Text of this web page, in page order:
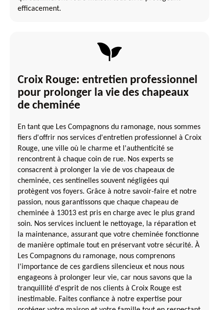
efficacement.
Croix Rouge: entretien professionnel
pour prolonger la vie des chapeaux
de cheminée
En tant que Les Compagnons du ramonage, nous sommes
fiers d'offrir nos services d'entretien professionnel à Croix
Rouge, une ville où le charme et l'authenticité se
rencontrent à chaque coin de rue. Nos experts se
consacrent à prolonger la vie de vos chapeaux de
cheminée, ces sentinelles souvent négligées qui
protègent vos foyers. Grâce à notre savoir-faire et notre
passion, nous garantissons que chaque chapeau de
cheminée à 13013 est pris en charge avec le plus grand
soin. Nos services incluent le nettoyage, la réparation et
la maintenance, assurant que votre cheminée fonctionne
de manière optimale tout en préservant votre sécurité. À
Les Compagnons du ramonage, nous comprenons
l'importance de ces gardiens silencieux et nous nous
engageons à prolonger leur vie, car nous savons que la
tranquillité d'esprit de nos clients à Croix Rouge est
inestimable. Faites confiance à notre expertise pour